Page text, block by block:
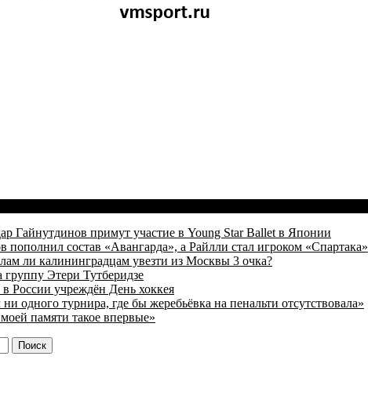
Гайнутдинов примут участие в Young Star Ballet в Японии
состав «Авангарда», а Райлли стал игроком «Спартака»
ли калининградцам увезти из Москвы 3 очка?
Этери Тутберидзе
России учреждён День хоккея
одного турнира, где бы жеребьёвка на пенальти отсутствовала»
памяти такое впервые»